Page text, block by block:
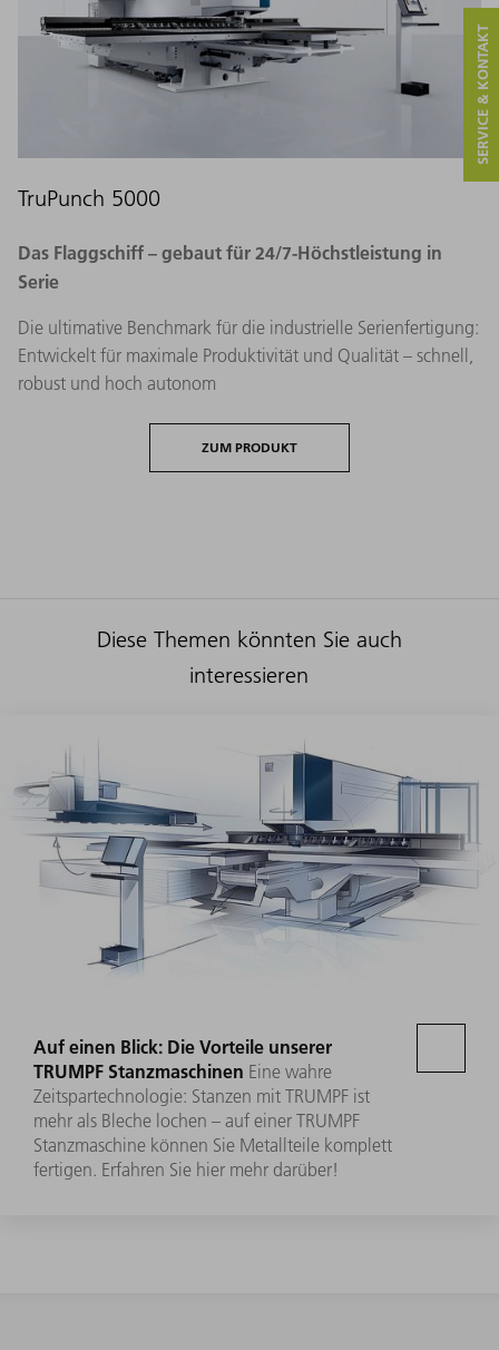
TruPunch 5000
Das Flaggschiff – gebaut für 24/7-Höchstleistung in
Serie​
Die ultimative Benchmark für die industrielle Serienfertigung:
Entwickelt für maximale Produktivität und Qualität – schnell,
robust und hoch autonom
ZUM PRODUKT
Diese Themen könnten Sie auch
interessieren
Auf einen Blick: Die Vorteile unserer
TRUMPF Stanzmaschinen Eine wahre
Zeitspartechnologie: Stanzen mit TRUMPF ist
mehr als Bleche lochen – auf einer TRUMPF
Stanzmaschine können Sie Metallteile komplett
fertigen. Erfahren Sie hier mehr darüber!
SERVICE & KONTAKT